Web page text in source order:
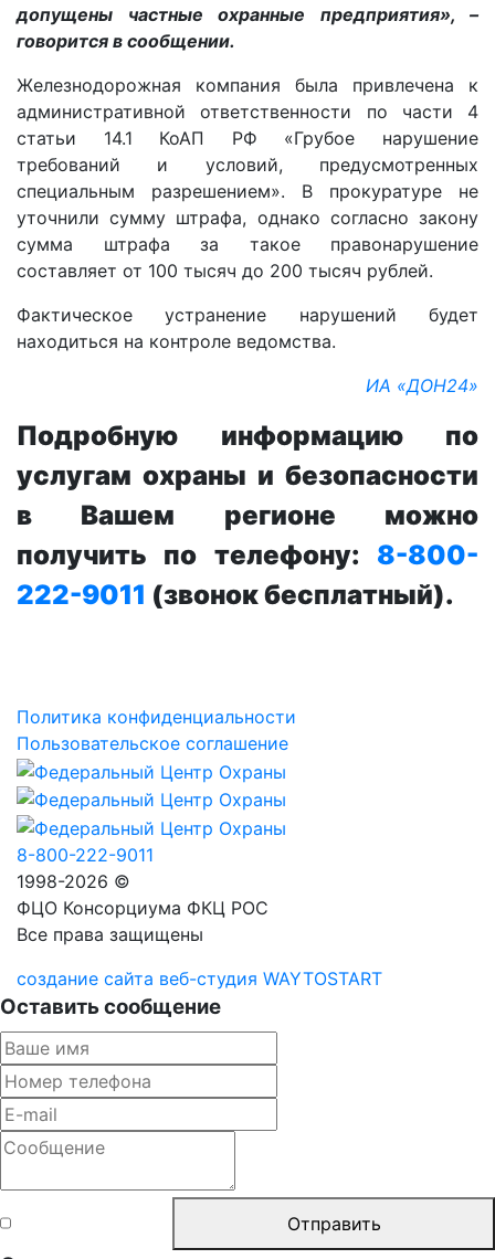
допущены частные охранные предприятия», –
говорится в сообщении.
Железнодорожная компания была привлечена к
административной ответственности по части 4
статьи 14.1 КоАП РФ «Грубое нарушение
требований и условий, предусмотренных
специальным разрешением». В прокуратуре не
уточнили сумму штрафа, однако согласно закону
сумма штрафа за такое правонарушение
составляет от 100 тысяч до 200 тысяч рублей.
Фактическое устранение нарушений будет
находиться на контроле ведомства.
ИА «ДОН24»
Подробную информацию по
услугам охраны и безопасности
в Вашем регионе можно
получить по телефону: 8-800-
222-9011 (звонок бесплатный).
Политика конфиденциальности
Пользовательское соглашение
8-800-222-9011
1998-2026 ©
ФЦО Консорциума ФКЦ РОС
Все права защищены
создание сайта веб-студия WAYTOSTART
Оставить сообщение
Отправить